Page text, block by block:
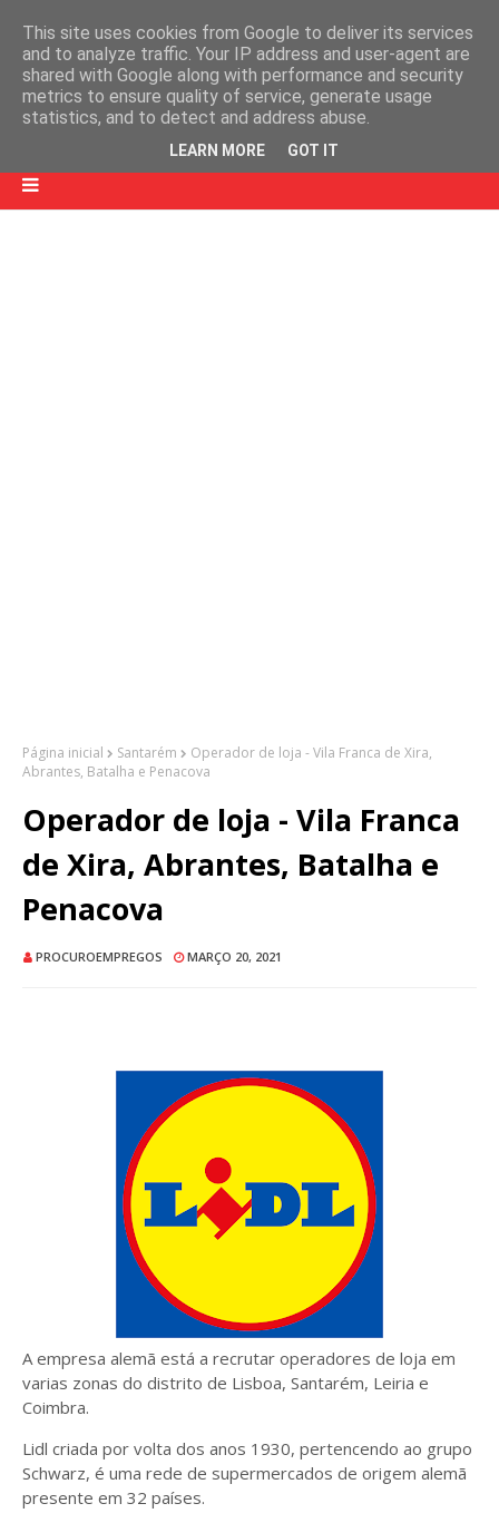
Página inicial Santarém
Operador de loja - Vila Franca de Xira,
Abrantes, Batalha e Penacova
Operador de loja - Vila Franca
de Xira, Abrantes, Batalha e
Penacova
PROCUROEMPREGOS MARÇO 20, 2021
A empresa alemã está a recrutar operadores de loja em
varias zonas do distrito de Lisboa, Santarém, Leiria e
Coimbra.
Lidl criada por volta dos anos 1930, pertencendo ao grupo
Schwarz, é uma rede de supermercados de origem alemã
presente em 32 países.
This site uses cookies from Google to deliver its services
and to analyze traffic. Your IP address and user-agent are
shared with Google along with performance and security
metrics to ensure quality of service, generate usage
statistics, and to detect and address abuse.
LEARN MORE GOT IT